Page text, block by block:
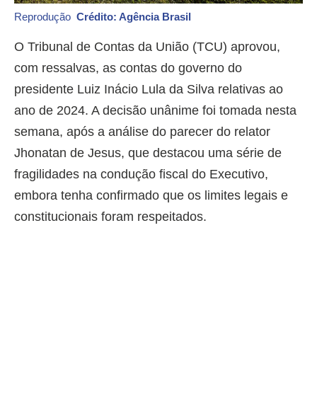
Reprodução Crédito: Agência Brasil
O Tribunal de Contas da União (TCU) aprovou,
com ressalvas, as contas do governo do
presidente Luiz Inácio Lula da Silva relativas ao
ano de 2024. A decisão unânime foi tomada nesta
semana, após a análise do parecer do relator
Jhonatan de Jesus, que destacou uma série de
fragilidades na condução fiscal do Executivo,
embora tenha confirmado que os limites legais e
constitucionais foram respeitados.